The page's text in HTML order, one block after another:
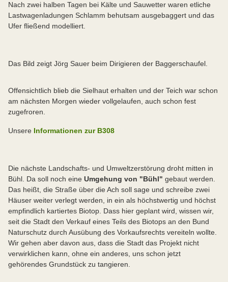
Nach zwei halben Tagen bei Kälte und Sauwetter waren etliche
Lastwagenladungen Schlamm behutsam ausgebaggert und das
Ufer fließend modelliert.
Das Bild zeigt Jörg Sauer beim Dirigieren der Baggerschaufel.
Offensichtlich blieb die Sielhaut erhalten und der Teich war schon
am nächsten Morgen wieder vollgelaufen, auch schon fest
zugefroren.
Unsere Informationen zur B308
Die nächste Landschafts- und Umweltzerstörung droht mitten in
Bühl. Da soll noch eine Umgehung von "Bühl" gebaut werden.
Das heißt, die Straße über die Ach soll sage und schreibe zwei
Häuser weiter verlegt werden, in ein als höchstwertig und höchst
empfindlich kartiertes Biotop. Dass hier geplant wird, wissen wir,
seit die Stadt den Verkauf eines Teils des Biotops an den Bund
Naturschutz durch Ausübung des Vorkaufsrechts vereiteln wollte.
Wir gehen aber davon aus, dass die Stadt das Projekt nicht
verwirklichen kann, ohne ein anderes, uns schon jetzt
gehörendes Grundstück zu tangieren.